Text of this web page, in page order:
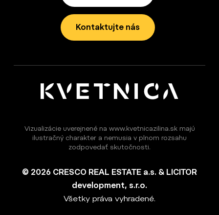
Kontaktujte nás
Vizualizácie uverejnené na www.kvetnicazilina.sk majú
ilustračný charakter a nemusia v plnom rozsahu
zodpovedať skutočnosti.
© 2026 CRESCO REAL ESTATE a.s. & LICITOR
development, s.r.o.
Všetky práva vyhradené.